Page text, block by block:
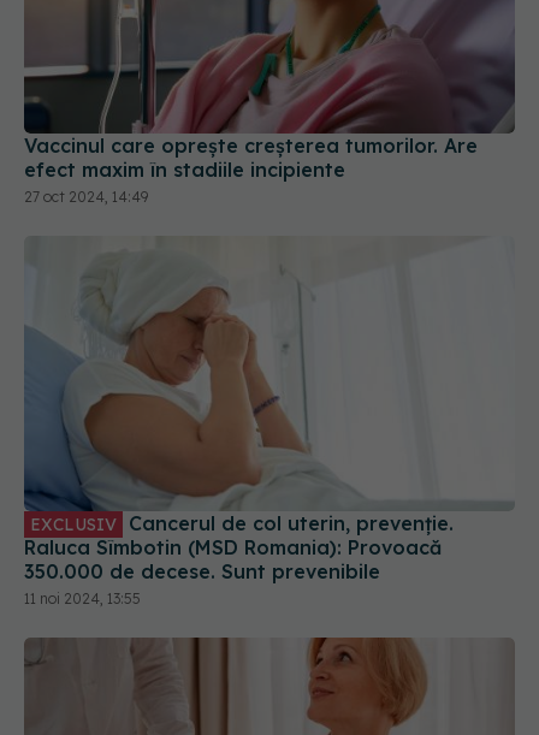
Vaccinul care oprește creșterea tumorilor. Are
efect maxim în stadiile incipiente
27 oct 2024, 14:49
EXCLUSIV
Raluca Sîmbotin (MSD Romania): Provoacă
350.000 de decese. Sunt prevenibile
11 noi 2024, 13:55